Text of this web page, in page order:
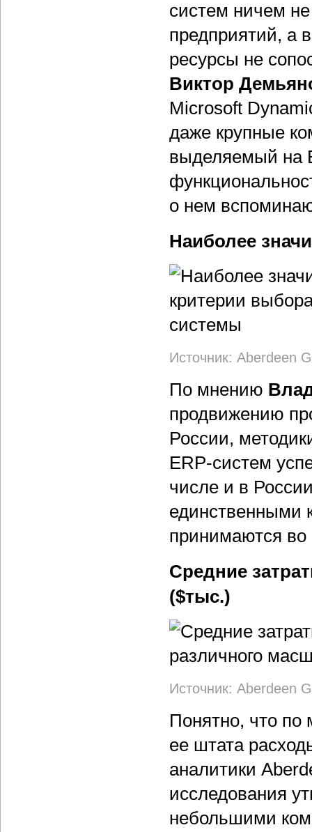
систем ничем
предприятий, а
ресурсы не
Виктор
Microsoft
даже крупные
выделяемый на
о нем
Наиболее
Источник: Aberdeen
По мнению
продвижению
России,
ERP-систем
числе и в
единственными
принимаются во
Средние
($тыс.)
Источник: Aberdeen
Понятно, что по
ее штата
аналитики
исследования
небольшими